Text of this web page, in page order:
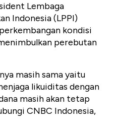
Lembaga
Indonesia (LPPI)
kondisi
perebutan
masih sama yaitu
likuiditas dengan
masih akan tetap
CNBC Indonesia,